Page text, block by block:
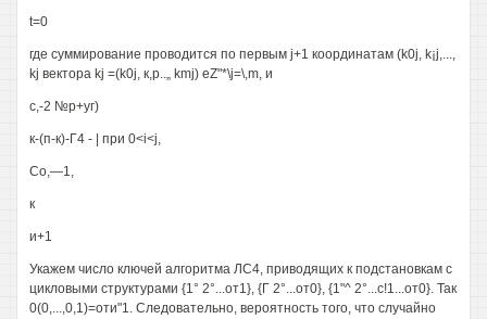
t=0
где суммирование проводится по первым j+1 координатам (k0j, k¡j,...,
kj вектора kj =(k0j, к,р..„ kmj) eZ"*\j=\,m, и
с,-2 №р+уг)
к-(п-к)-Г4 - | при 0<i<j,
Со,—1,
к
и+1
Укажем число ключей алгоритма ЛС4, приводящих к подстановкам с
цикловыми структурами {1° 2°...от1}, {Г 2°...от0}, {1"^ 2°...с!1...от0}. Так
0(0,...,0,1)=оти"1. Следовательно, вероятность того, что случайно